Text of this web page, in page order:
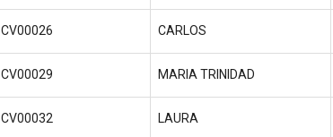
CV00026 CARLOS
CV00029 MARIA TRINIDAD
CV00032 LAURA